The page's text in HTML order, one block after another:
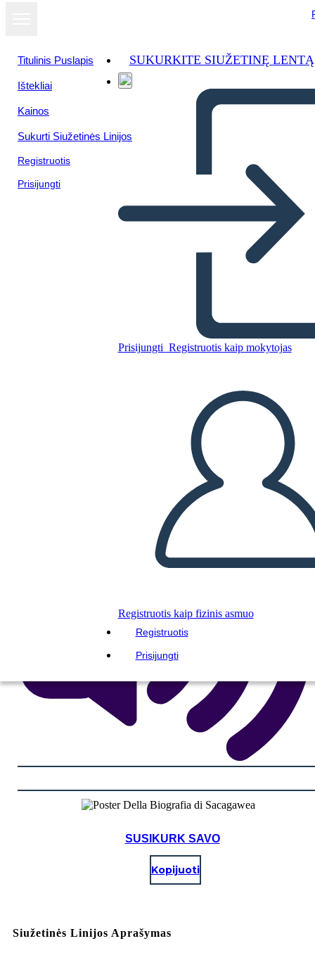
Titulinis Puslapis
Ištekliai
Kainos
Sukurti Siužetinės Linijos
Registruotis
Prisijungti
SUKURKITE SIUŽETINĘ LENTĄ
Prisijungti Registruotis kaip mokytojas
Registruotis kaip fizinis asmuo
Registruotis
Prisijungti
Poster Della Biografia di
Sacagawea
Nukopijuokite šią siužetinę lentą
SUKURTI SIUŽETINĘ LENTĄ
PALEISTI SKAIDRIŲ DEMONSTRACIJĄ
SKAITYK MAN
SUSIKURK SAVO
Kopijuoti
Siužetinės Linijos Aprašymas